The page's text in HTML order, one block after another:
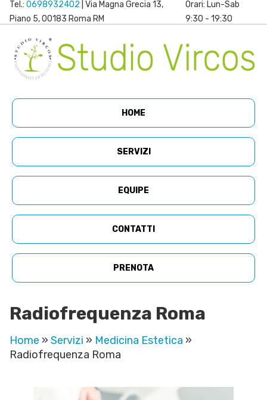
Tel.: 0698932402 | Via Magna Grecia 13,
Piano 5, 00183 Roma RM
Orari: Lun-Sab
9:30 - 19:30
HOME
SERVIZI
EQUIPE
CONTATTI
PRENOTA
Radiofrequenza Roma
Home » Servizi » Medicina Estetica »
Radiofrequenza Roma